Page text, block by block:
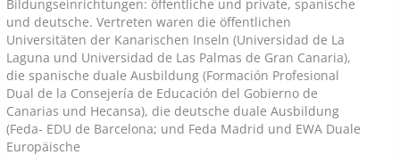
Bildungseinrichtungen: öffentliche und private, spanische
und deutsche. Vertreten waren die öffentlichen
Universitäten der Kanarischen Inseln (Universidad de La
Laguna und Universidad de Las Palmas de Gran Canaria),
die spanische duale Ausbildung (Formación Profesional
Dual de la Consejería de Educación del Gobierno de
Canarias und Hecansa), die deutsche duale Ausbildung
(Feda- EDU de Barcelona; und Feda Madrid und EWA Duale
Europäische